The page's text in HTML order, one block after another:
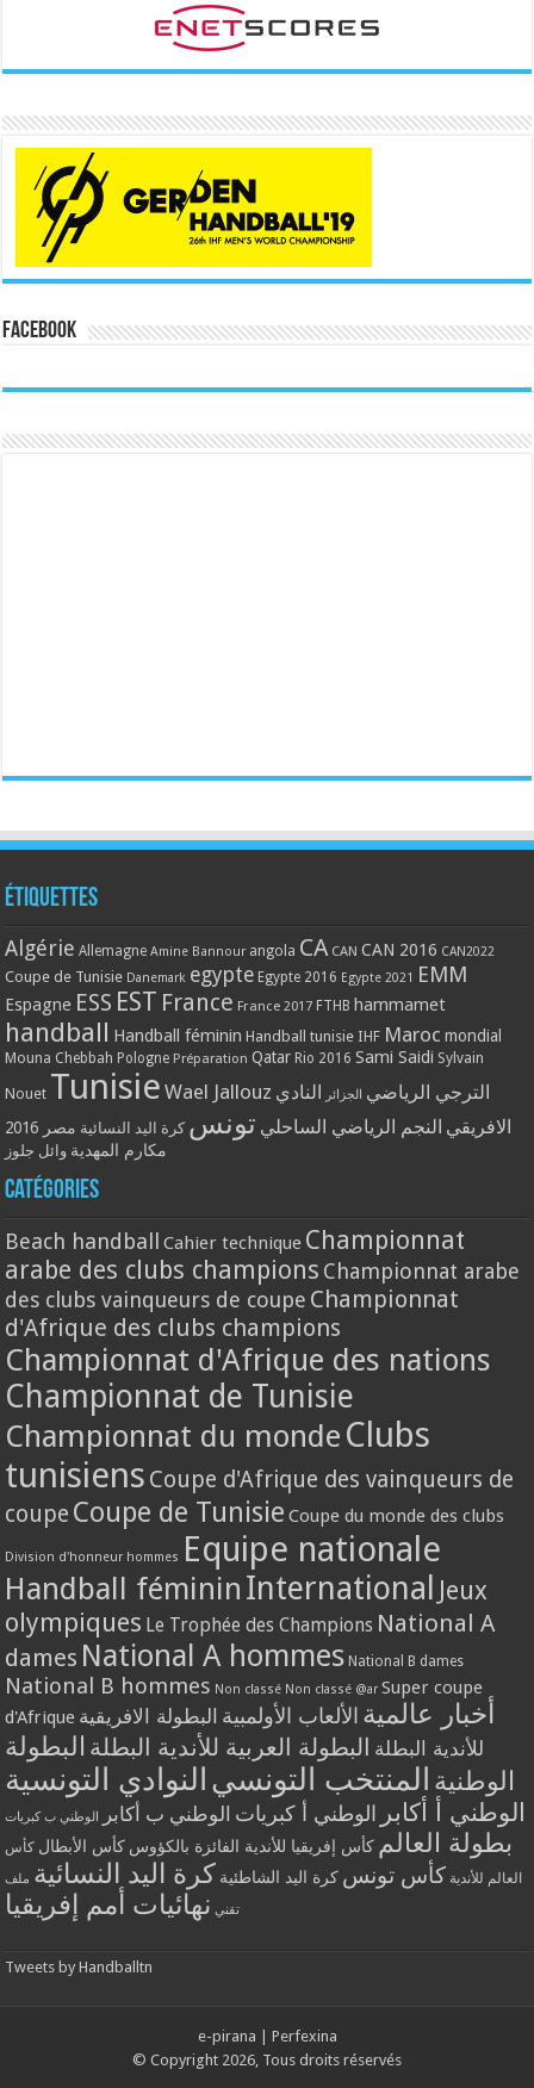
Facebook
Étiquettes
Algérie Allemagne Amine Bannour angola CA CAN CAN 2016 CAN2022
Coupe de Tunisie Danemark egypte Egypte 2016 Egypte 2021 EMM
Espagne ESS EST France France 2017 FTHB hammamet
handball Handball féminin Handball tunisie IHF Maroc mondial
Mouna Chebbah Pologne Préparation Qatar Rio 2016 Sami Saidi Sylvain
Nouet Tunisie Wael Jallouz الترجي الرياضي الجزائر النادي
الافريقي النجم الرياضي الساحلي تونس كرة اليد النسائية مصر 2016
مكارم المهدية وائل جلوز
Catégories
Beach handball Cahier technique Championnat
arabe des clubs champions Championnat arabe
des clubs vainqueurs de coupe Championnat
d'Afrique des clubs champions
Championnat d'Afrique des nations
Championnat de Tunisie
Championnat du monde Clubs
tunisiens Coupe d'Afrique des vainqueurs de
coupe Coupe de Tunisie Coupe du monde des clubs
Division d'honneur hommes Equipe nationale
Handball féminin International Jeux
olympiques Le Trophée des Champions National A
dames National A hommes National B dames
National B hommes Non classé Non classé @ar Super coupe
d'Afrique
أخبار عالمية الألعاب الأولمبية البطولة الافريقية
للأندية البطلة البطولة العربية للأندية البطلة البطولة
الوطنية المنتخب التونسي النوادي التونسية
الوطني أ أكابر الوطني أ كبريات الوطني ب أكابر الوطني ب كبريات
بطولة العالم كأس إفريقيا للأندية الفائزة بالكؤوس كأس الأبطال كأس
العالم للأندية كأس تونس كرة اليد الشاطئية كرة اليد النسائية ملف
تقني نهائيات أمم إفريقيا
Tweets by Handballtn
e-pirana
Perfexina
© Copyright 2026, Tous droits réservés